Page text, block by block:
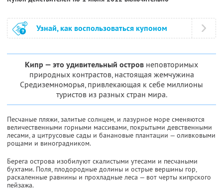
Узнай, как воспользоваться купоном
Кипр — это удивительный остров неповторимых
природных контрастов, настоящая жемчужина
Средиземноморья, привлекающая к себе миллионы
туристов из разных стран мира.
Песчаные пляжи, залитые солнцем, и лазурное море сменяются
величественными горными массивами, покрытыми девственными
лесами, а цитрусовые сады и банановые плантации — оливковыми
рощами и виноградником.
Берега острова изобилуют скалистыми утесами и песчаными
бухтами. Поля, плодородные долины и острые вершины гор,
раскаленные равнины и прохладные леса — вот черты кипрского
пейзажа.